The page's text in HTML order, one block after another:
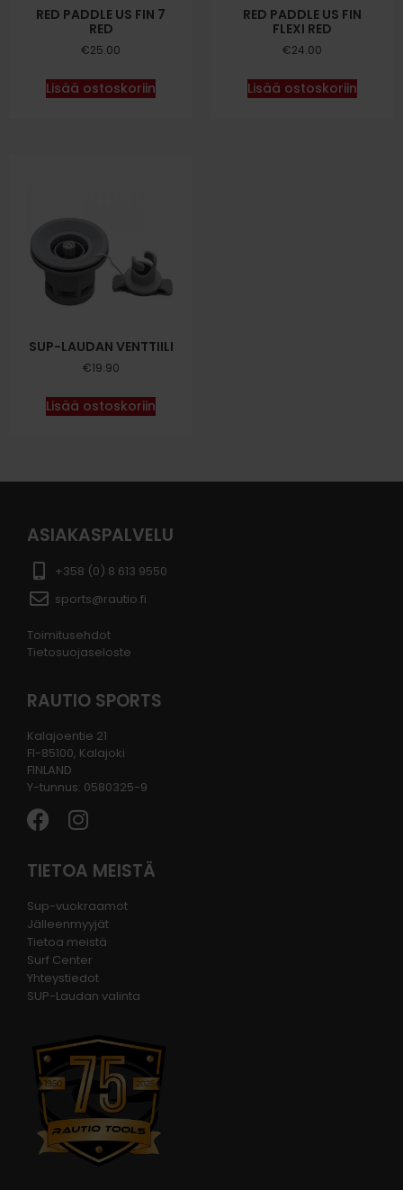
RED PADDLE US FIN 7
RED
€25.00
Lisää ostoskoriin
RED PADDLE US FIN
FLEXI RED
€24.00
Lisää ostoskoriin
SUP-LAUDAN VENTTIILI
€19.90
Lisää ostoskoriin
ASIAKASPALVELU
+358 (0) 8 613 9550
sports@rautio.fi
Toimitusehdot
Tietosuojaseloste
RAUTIO SPORTS
Kalajoentie 21
FI-85100, Kalajoki
FINLAND
Y-tunnus: 0580325-9
TIETOA MEISTÄ
Sup-vuokraamot
Jälleenmyyjät
Tietoa meistä
Surf Center
Yhteystiedot
SUP-Laudan valinta